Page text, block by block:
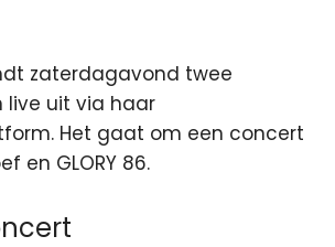
zaterdagavond twee
live uit via haar
Het gaat om een concert
en GLORY 86.